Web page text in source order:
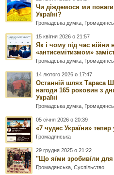
Чи діждемося ми
Україні?
Громадська думка
15 квітня 2026 о 21:57
Як і чому під час війни
«антисемітизмом»
Громадська думка
14 лютого 2026 о 17:47
Останній шлях Тараса
нагоди 165 роковин з
Україні
Громадська думка
05 січня 2026 о 20:39
«7 чудес України» тепер
Громадянська
29 грудня 2025 о 21:22
"Що я/ми зробив/ли для
Громадянська ,Суспільство